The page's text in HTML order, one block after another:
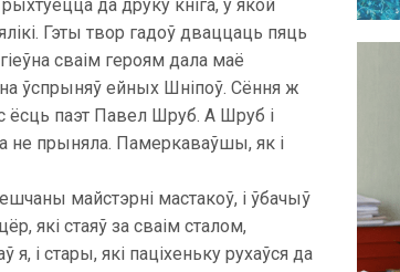
да друку кніга, у якой
Гэты твор гадоў дваццаць пяць
сваім героям дала маё
ўспрыняў ейных Шніпоў. Сёння ж
ёсць паэт Павел Шруб. А Шруб і
не прыняла. Памеркаваўшы, як і
майстэрні мастакоў, і ўбачыў
які стаяў за сваім сталом,
я, і стары, які паціхеньку рухаўся да